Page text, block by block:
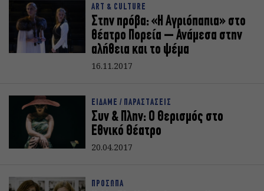
ART & CULTURE
Στην πρόβα: «Η Αγριόπαπια» στο
θέατρο Πορεία – Ανάμεσα στην
αλήθεια και το ψέμα
16.11.2017
ΕΙΔΑΜΕ / ΠΑΡΑΣΤΑΣΕΙΣ
Συν & Πλην: Ο Θερισμός στο
Εθνικό Θέατρο
20.04.2017
ΠΡΟΣΩΠΑ